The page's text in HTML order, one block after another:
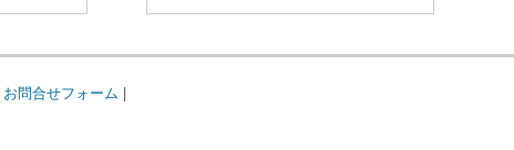
お問合せフォーム |